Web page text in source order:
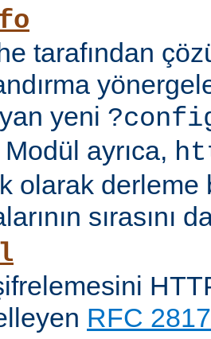
tarafından
yeni
ayrıca,
olarak derleme
sırasını
RFC 2817